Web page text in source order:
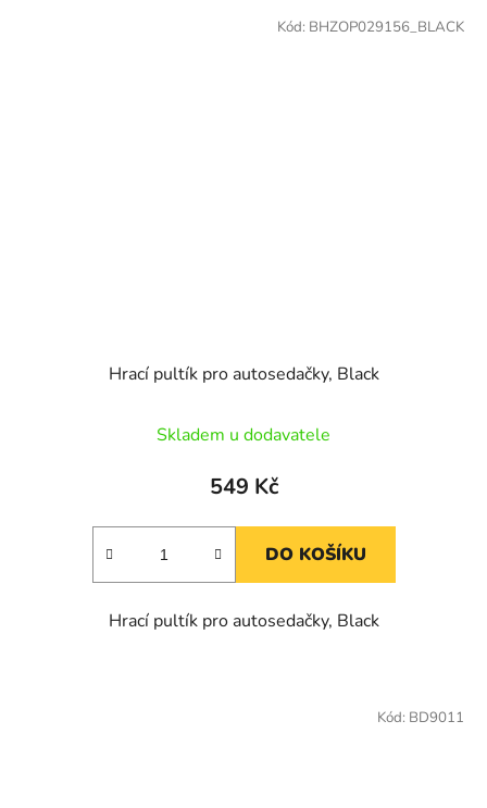
Hrací pultík pro autosedačky, Black
Skladem u dodavatele
549 Kč
DO KOŠÍKU
Hrací pultík pro autosedačky, Black
Kód: BHZOP029156_BLACK
Kód: BD9011